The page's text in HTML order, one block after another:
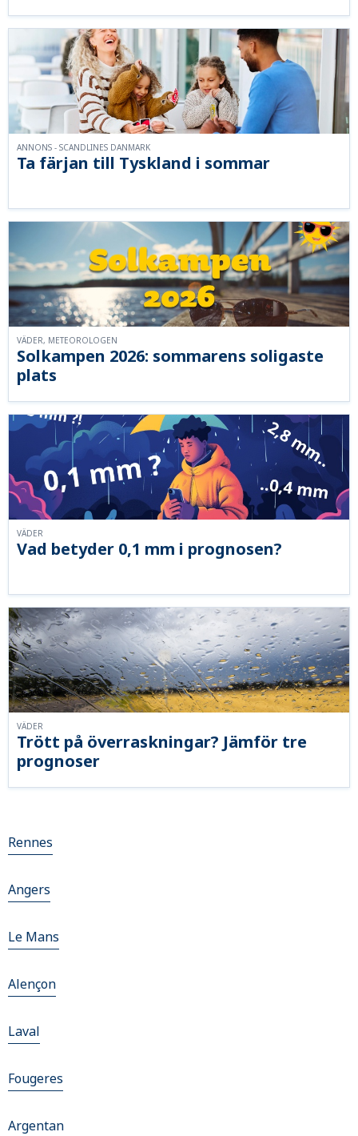
Ta färjan till Tyskland i sommar
ANNONS - SCANDLINES DANMARK
Solkampen 2026: sommarens soligaste
plats
VÄDER, METEOROLOGEN
Vad betyder 0,1 mm i prognosen?
VÄDER
Trött på överraskningar? Jämför tre
prognoser
VÄDER
Rennes
Angers
Le Mans
Alençon
Laval
Fougeres
Argentan